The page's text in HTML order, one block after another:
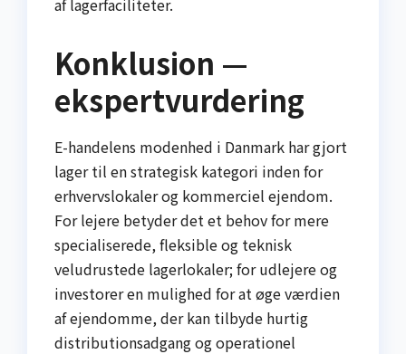
Konklusion —
ekspertvurdering
E-handelens modenhed i Danmark har gjort
lager til en strategisk kategori inden for
erhvervslokaler og kommerciel ejendom.
For lejere betyder det et behov for mere
specialiserede, fleksible og teknisk
veludrustede lagerlokaler; for udlejere og
investorer en mulighed for at øge værdien
af ejendomme, der kan tilbyde hurtig
distributionsadgang og operationel